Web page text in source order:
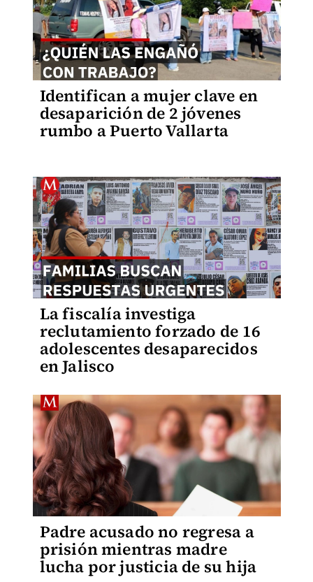
Identifican a mujer clave en
desaparición de 2 jóvenes
rumbo a Puerto Vallarta
La fiscalía investiga
reclutamiento forzado de 16
adolescentes desaparecidos
en Jalisco
Padre acusado no regresa a
prisión mientras madre
lucha por justicia de su hija